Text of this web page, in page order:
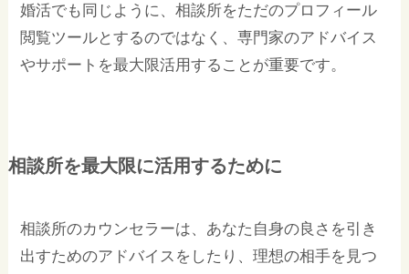
婚活でも同じように、相談所をただのプロフィール
閲覧ツールとするのではなく、専門家のアドバイス
やサポートを最大限活用することが重要です。
相談所を最大限に活用するために
相談所のカウンセラーは、あなた自身の良さを引き
出すためのアドバイスをしたり、理想の相手を見つ